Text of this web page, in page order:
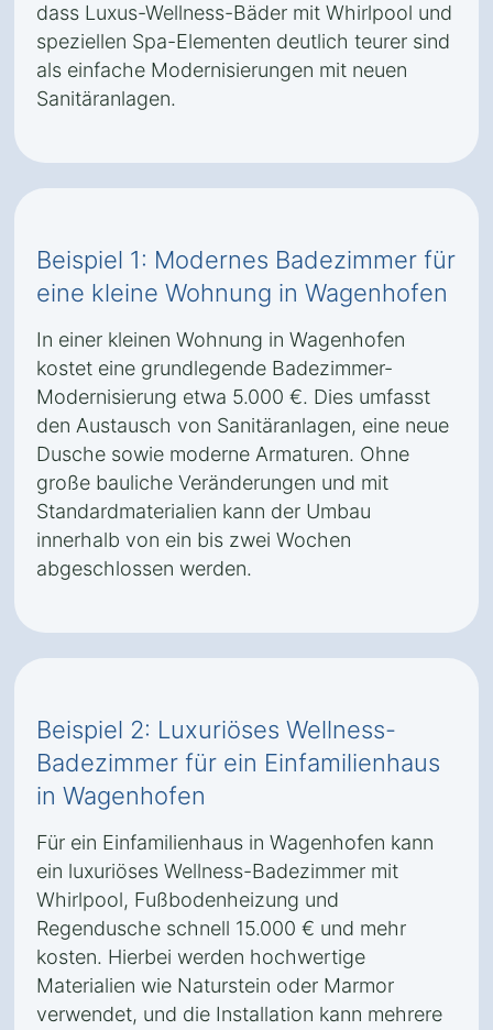
dass Luxus-Wellness-Bäder mit Whirlpool und
speziellen Spa-Elementen deutlich teurer sind
als einfache Modernisierungen mit neuen
Sanitäranlagen.
Beispiel 1: Modernes Badezimmer für
eine kleine Wohnung in Wagenhofen
In einer kleinen Wohnung in Wagenhofen
kostet eine grundlegende Badezimmer-
Modernisierung etwa 5.000 €. Dies umfasst
den Austausch von Sanitäranlagen, eine neue
Dusche sowie moderne Armaturen. Ohne
große bauliche Veränderungen und mit
Standardmaterialien kann der Umbau
innerhalb von ein bis zwei Wochen
abgeschlossen werden.
Beispiel 2: Luxuriöses Wellness-
Badezimmer für ein Einfamilienhaus
in Wagenhofen
Für ein Einfamilienhaus in Wagenhofen kann
ein luxuriöses Wellness-Badezimmer mit
Whirlpool, Fußbodenheizung und
Regendusche schnell 15.000 € und mehr
kosten. Hierbei werden hochwertige
Materialien wie Naturstein oder Marmor
verwendet, und die Installation kann mehrere